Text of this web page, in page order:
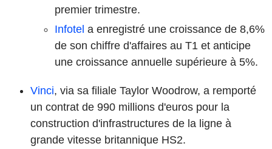
premier trimestre.
Infotel a enregistré une croissance de 8,6%
de son chiffre d'affaires au T1 et anticipe
une croissance annuelle supérieure à 5%.
Vinci, via sa filiale Taylor Woodrow, a remporté
un contrat de 990 millions d'euros pour la
construction d'infrastructures de la ligne à
grande vitesse britannique HS2.